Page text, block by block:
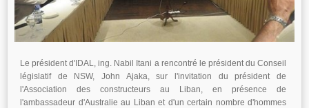
Le président d'IDAL, ing. Nabil Itani a rencontré le président du Conseil
législatif de NSW, John Ajaka, sur l'invitation du président de
l'Association des constructeurs au Liban, en présence de
l'ambassadeur d'Australie au Liban et d'un certain nombre d'hommes